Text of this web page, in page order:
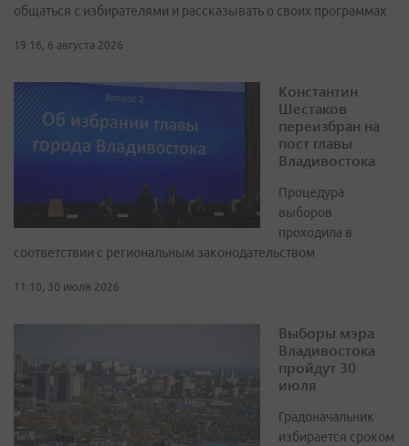
общаться с избирателями и рассказывать о своих программах
19:16, 6 августа 2026
Константин
Шестаков
переизбран на
пост главы
Владивостока
Процедура
выборов
проходила в
соответствии с региональным законодательством
11:10, 30 июля 2026
Выборы мэра
Владивостока
пройдут 30
июля
Градоначальник
избирается сроком